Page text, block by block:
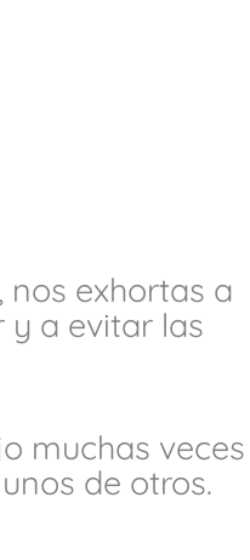
nos exhortas a
y a evitar las
muchas veces
de otros.